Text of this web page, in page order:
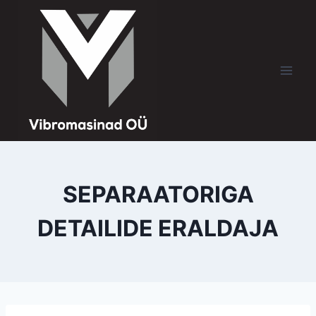
SEPARAATORIGA
DETAILIDE ERALDAJA